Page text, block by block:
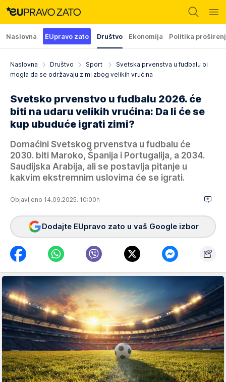
Naslovna EUpravo zato Društvo Ekonomija Politika
Naslovna Društvo Sport
Svetska prvenstva u fudbalu bi
mogla da se održavaju zimi zbog velikih vrućina
Svetsko prvenstvo u fudbalu 2026. će
biti na udaru velikih vrućina: Da li će se
kup ubuduće igrati zimi?
Domaćini Svetskog prvenstva u fudbalu će
2030. biti Maroko, Španija i Portugalija, a 2034.
Saudijska Arabija, ali se postavlja pitanje u
kakvim ekstremnim uslovima će se igrati.
Objavljeno 14.09.2025. 10:00h
Dodajte EUpravo zato u vaš Google izbor